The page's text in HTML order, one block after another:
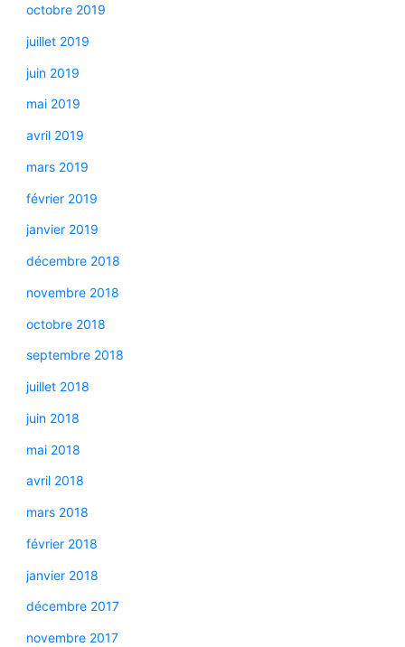
octobre 2019
juillet 2019
juin 2019
mai 2019
avril 2019
mars 2019
février 2019
janvier 2019
décembre 2018
novembre 2018
octobre 2018
septembre 2018
juillet 2018
juin 2018
mai 2018
avril 2018
mars 2018
février 2018
janvier 2018
décembre 2017
novembre 2017